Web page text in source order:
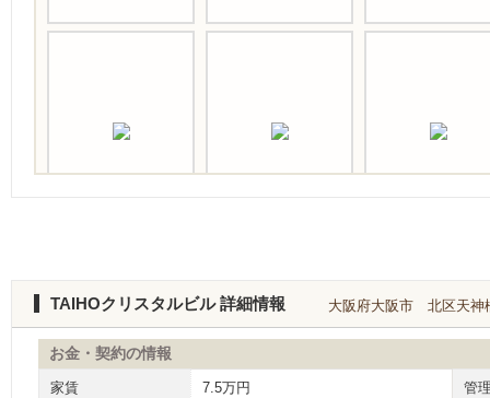
TAIHOクリスタルビル 詳細情報 大阪府大阪市 北区天神
お金・契約の情報
家賃 7.5万円 管